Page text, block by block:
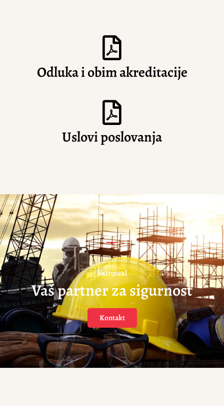
Odluka i obim akreditacije
Uslovi poslovanja
Vatroival
Vaš partner za sigurnost
Kontakt